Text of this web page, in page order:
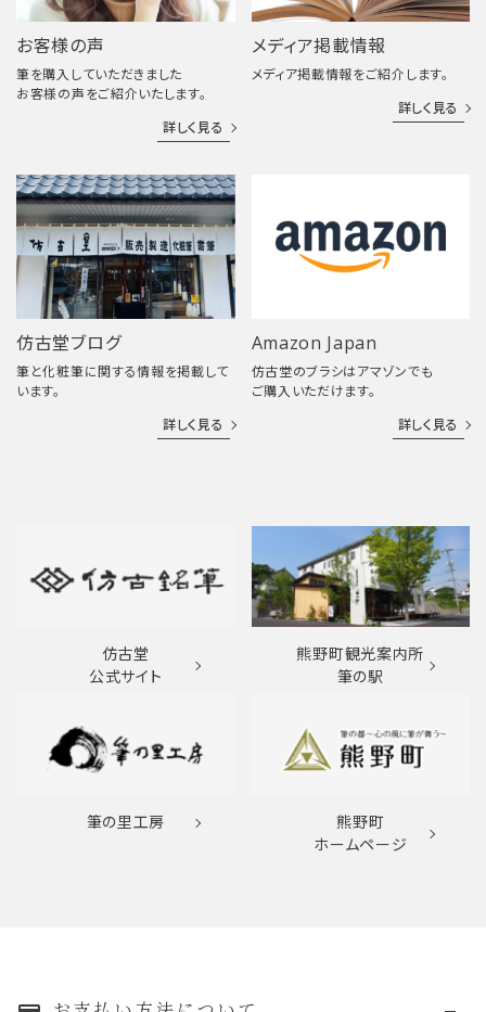
お客様の声
筆を購入していただきました
お客様の声をご紹介いたします。
詳しく見る
メディア掲載情報
メディア掲載情報をご紹介します。
詳しく見る
仿古堂ブログ
筆と化粧筆に関する情報を掲載して
います。
詳しく見る
Amazon Japan
仿古堂のブラシはアマゾンでも
ご購入いただけます。
詳しく見る
仿古堂
公式サイト
熊野町観光案内所
筆の駅
筆の里工房
熊野町
ホームページ